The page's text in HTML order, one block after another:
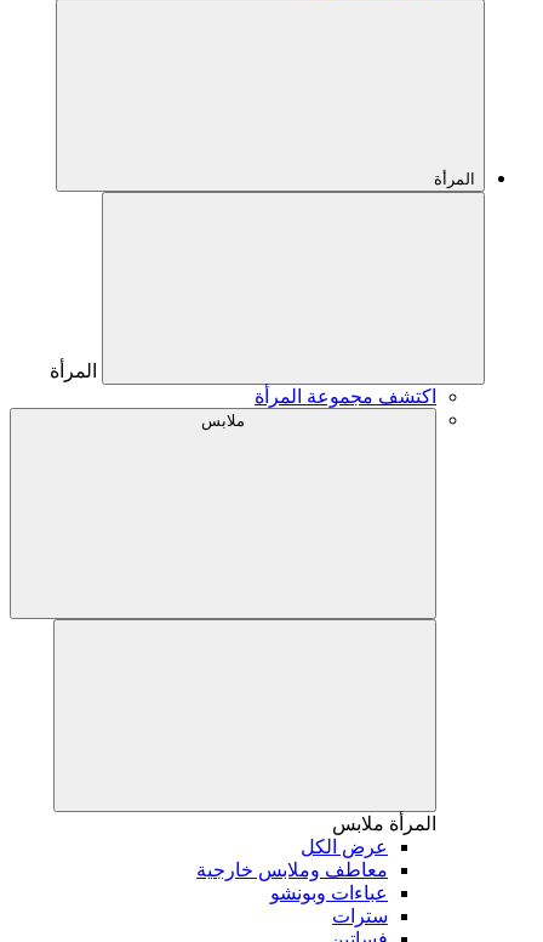
المرأة
المرأة
اكتشف مجموعة المرأة
ملابس
المرأة ملابس
عرض الكل
معاطف وملابس خارجية
عباءات وبونشو
سترات